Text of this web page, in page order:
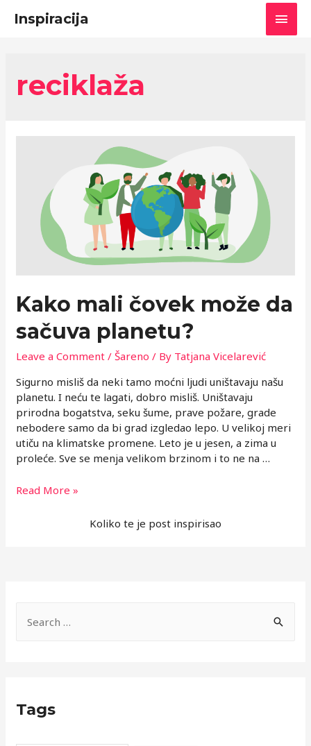
Inspiracija
Main
reciklaža
Kako mali čovek može da
sačuva planetu?
Leave a Comment /Šareno / By Tatjana Vicelarević
Sigurno misliš da neki tamo moćni ljudi uništavaju našu
planetu. I neću te lagati, dobro misliš. Uništavaju
prirodna bogatstva, seku šume, prave požare, grade
nebodere samo da bi grad izgledao lepo. U velikoj meri
utiču na klimatske promene. Leto je u jesen, a zima u
proleće. Sve se menja velikom brzinom i to ne na …
Kako
Read More »
Koliko te je post inspirisao
h
Tags